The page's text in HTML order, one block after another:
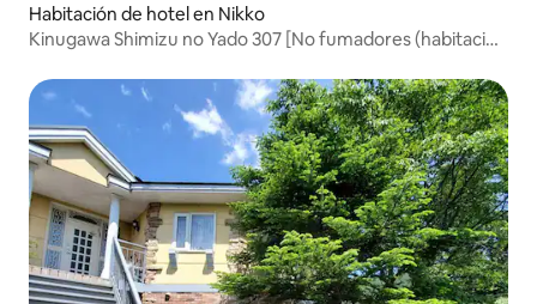
Habitación de hotel en Nikko
Kinugawa Shimizu no Yado 307 [No fumadores (habitación